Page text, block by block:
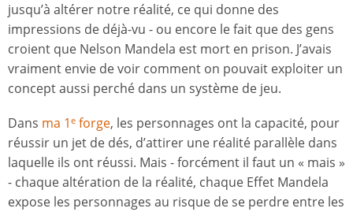
jusqu’à altérer notre réalité, ce qui donne des
impressions de déjà-vu - ou encore le fait que des gens
croient que Nelson Mandela est mort en prison. J’avais
vraiment envie de voir comment on pouvait exploiter un
concept aussi perché dans un système de jeu.
Dans ma 1 e forge, les personnages ont la capacité, pour
réussir un jet de dés, d’attirer une réalité parallèle dans
laquelle ils ont réussi. Mais - forcément il faut un « mais »
- chaque altération de la réalité, chaque Effet Mandela
expose les personnages au risque de se perdre entre les